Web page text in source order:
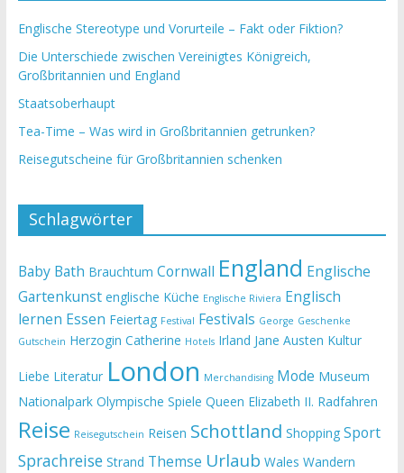
Englische Stereotype und Vorurteile – Fakt oder Fiktion?
Die Unterschiede zwischen Vereinigtes Königreich,
Großbritannien und England
Staatsoberhaupt
Tea-Time – Was wird in Großbritannien getrunken?
Reisegutscheine für Großbritannien schenken
Schlagwörter
Baby Bath Brauchtum Cornwall England Englische
Gartenkunst englische Küche Englische Riviera Englisch
lernen Essen Feiertag Festival Festivals George Geschenke
Gutschein Herzogin Catherine Hotels Irland Jane Austen Kultur
Liebe Literatur London Merchandising Mode Museum
Nationalpark Olympische Spiele Queen Elizabeth II. Radfahren
Reise Reisegutschein Reisen Schottland Shopping Sport
Sprachreise Strand Themse Urlaub Wales Wandern